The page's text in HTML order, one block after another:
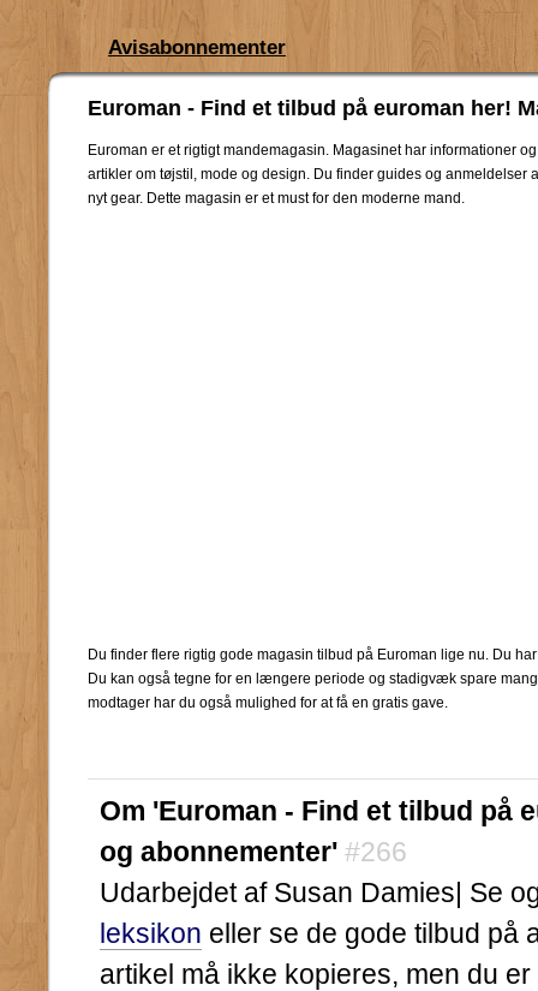
Avisabonnementer
Euroman - Find et tilbud på euroman her!
Euroman er et rigtigt mandemagasin. Magasinet har informationer og
artikler om tøjstil, mode og design. Du finder guides og anmeldelser
nyt gear. Dette magasin er et must for den moderne mand.
Du finder flere rigtig gode magasin tilbud på Euroman lige nu. Du
Du kan også tegne for en længere periode og stadigvæk spare
modtager har du også mulighed for at få en gratis gave.
Om 'Euroman - Find et tilbud på
og abonnementer' #266
Udarbejdet af Susan Damies| Se
leksikon eller se de gode tilbud på
artikel må ikke kopieres, men du